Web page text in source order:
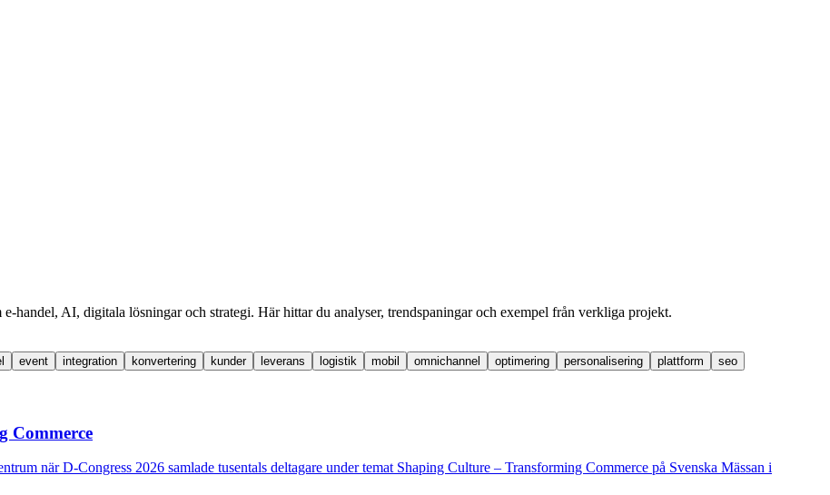
handel, AI, digitala lösningar och strategi. Här hittar du analyser, trendspaningar och exempel från verkliga projekt.
event integration konvertering kunder leverans logistik mobil omnichannel optimering personalisering plattform
seo
Commerce
när D-Congress 2026 samlade tusentals deltagare under temat Shaping Culture – Transforming Commerce på Svenska Mässan i